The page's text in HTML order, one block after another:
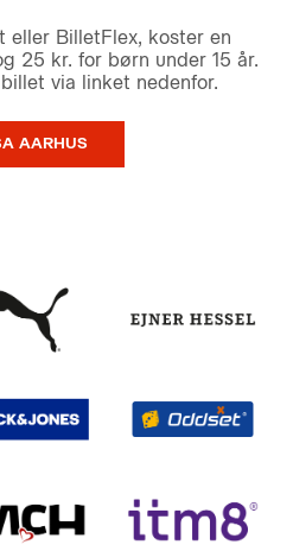
BilletFlex, koster en
25 kr. for børn under 15 år.
via linket nedenfor.
AARHUS